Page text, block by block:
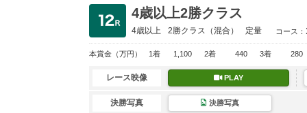
4歳以上2勝クラス
4歳以上 2勝クラス （混合） 定量 コース：
本賞金 （万円） 1着 1,100 2着 440 3着 280
レース映像 PLAY
決勝写真 決勝写真